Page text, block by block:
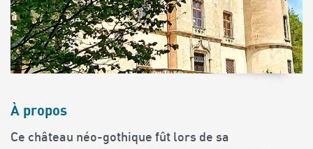
À propos
Ce château néo-gothique fût lors de sa